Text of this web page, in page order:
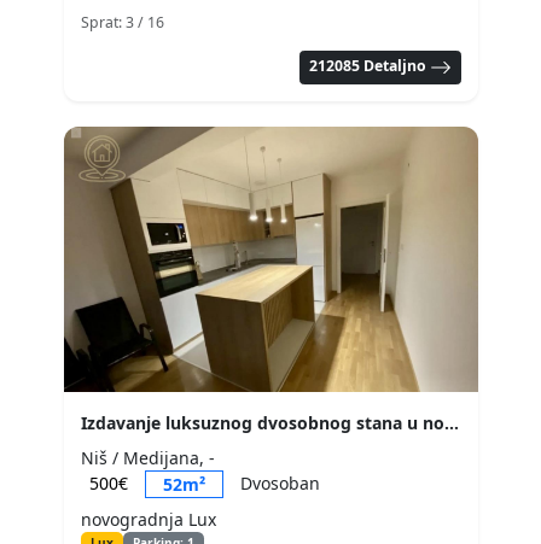
Sprat: 3 / 16
212085 Detaljno
Izdavanje luksuznog dvosobnog stana u novogradnji kod Čairskog parka – odlična lokacija i vrhunska opremljenost
Niš / Medijana, -
500€
52m²
Dvosoban
novogradnja Lux